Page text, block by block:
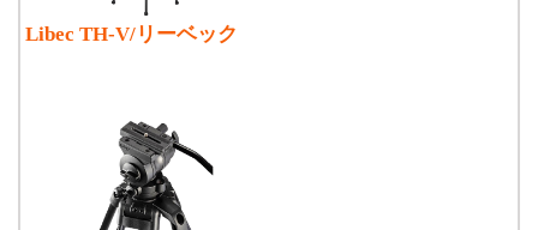
Libec TH-V/リーベック